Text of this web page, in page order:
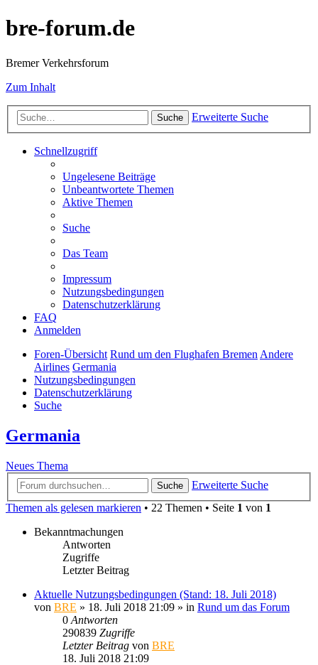
bre-forum.de
Bremer Verkehrsforum
Zum Inhalt
Suche Erweiterte Suche
Schnellzugriff
Ungelesene Beiträge
Unbeantwortete Themen
Aktive Themen
Suche
Das Team
Impressum
Nutzungsbedingungen
Datenschutzerklärung
FAQ
Anmelden
Foren-Übersicht Rund um den Flughafen BremenAndere
Airlines Germania
Nutzungsbedingungen
Datenschutzerklärung
Suche
Germania
Neues Thema
Suche
Erweiterte Suche
Themen als gelesen markieren • 22 Themen • Seite 1 von 1
Bekanntmachungen
Antworten
Zugriffe
Letzter Beitrag
Aktuelle Nutzungsbedingungen (Stand: 18. Juli 2018)
von BRE » 18. Juli 2018 21:09 » in Rund um das Forum
0 Antworten
290839 Zugriffe
Letzter Beitrag von BRE
18. Juli 2018 21:09